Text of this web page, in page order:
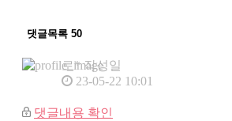
댓글목록 50
로* 작성일
23-05-22 10:01
댓글내용 확인